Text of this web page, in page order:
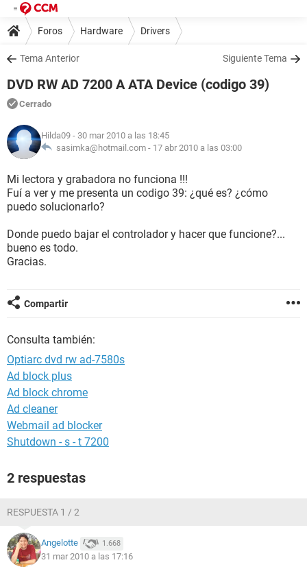
Foros Hardware Drivers
Tema Anterior Siguiente Tema
DVD RW AD 7200 A ATA Device (codigo 39)
Cerrado
Hilda09 - 30 mar 2010 a las 18:45
sasimka@hotmail.com - 17 abr 2010 a las 03:00
Mi lectora y grabadora no funciona !!!
Fuí a ver y me presenta un codigo 39: ¿qué es? ¿cómo
puedo solucionarlo?
Donde puedo bajar el controlador y hacer que funcione?...
bueno es todo.
Gracias.
Compartir
Consulta también:
Optiarc dvd rw ad-7580s
Ad block plus
Ad block chrome
Ad cleaner
Webmail ad blocker
Shutdown - s - t 7200
2 respuestas
RESPUESTA 1 / 2
Angelotte 1.668
31 mar 2010 a las 17:16